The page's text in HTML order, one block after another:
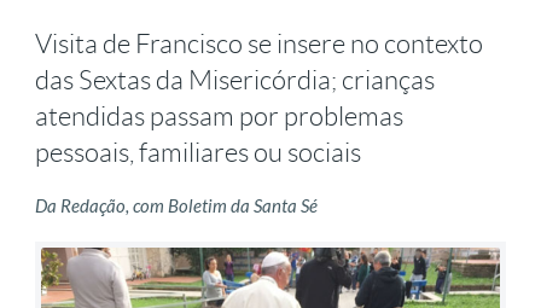
Visita de Francisco se insere no contexto
das Sextas da Misericórdia; crianças
atendidas passam por problemas
pessoais, familiares ou sociais
Da Redação, com Boletim da Santa Sé